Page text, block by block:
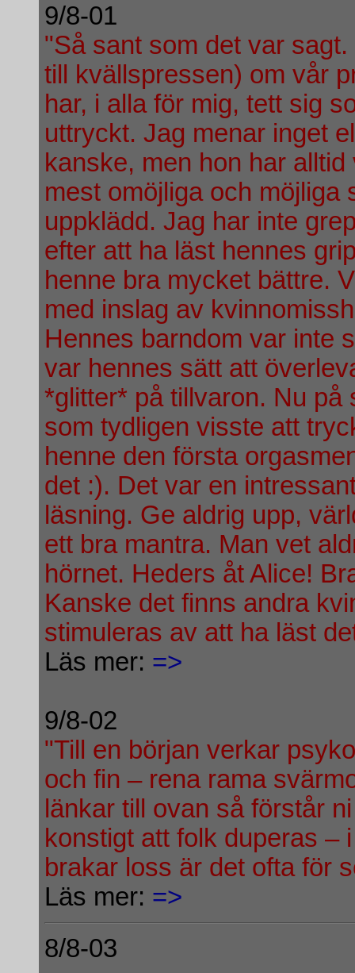
9/8-01
"Så sant som det var
till kvällspressen) om vår
har, i alla för mig, tett sig
uttryckt. Jag menar inget
kanske, men hon har
mest omöjliga och möjliga
uppklädd. Jag har inte
efter att ha läst hennes
henne bra mycket bättre.
med inslag av
Hennes barndom var inte
var hennes sätt att
*glitter* på tillvaron. Nu på
som tydligen visste att
henne den första
det :). Det var en
läsning. Ge aldrig upp,
ett bra mantra. Man vet
hörnet. Heders åt Alice!
Kanske det finns andra
stimuleras av att ha läst
Läs mer: =>
9/8-02
"Till en början verkar
och fin – rena rama
länkar till ovan så förstår
konstigt att folk duperas –
brakar loss är det ofta för
Läs mer: =>
8/8-03